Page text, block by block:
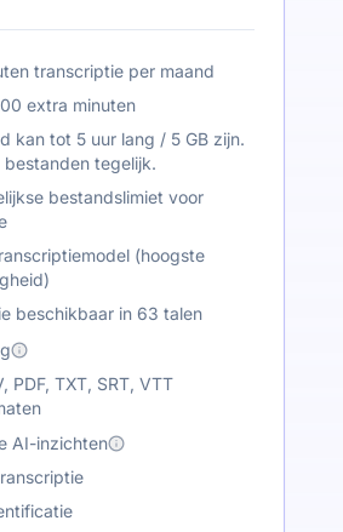
transcriptie per maand
extra minuten
kan tot 5 uur lang / 5 GB zijn.
bestanden tegelijk.
bestandslimiet voor
(hoogste
beschikbaar in 63 talen
PDF, TXT, SRT, VTT
AI-inzichten